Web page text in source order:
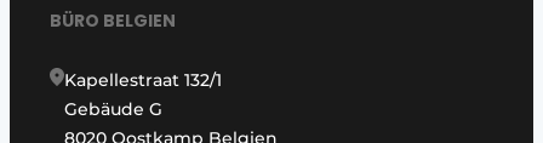
BÜRO BELGIEN
Kapellestraat 132/1
Gebäude G
8020 Oostkamp Belgien